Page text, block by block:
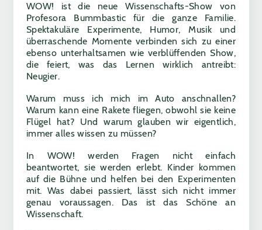
WOW! ist die neue Wissenschafts-Show von
Profesora Bummbastic für die ganze Familie.
Spektakuläre Experimente, Humor, Musik und
überraschende Momente verbinden sich zu einer
ebenso unterhaltsamen wie verblüffenden Show,
die feiert, was das Lernen wirklich antreibt:
Neugier.
Warum muss ich mich im Auto anschnallen?
Warum kann eine Rakete fliegen, obwohl sie keine
Flügel hat? Und warum glauben wir eigentlich,
immer alles wissen zu müssen?
In WOW! werden Fragen nicht einfach
beantwortet, sie werden erlebt. Kinder kommen
auf die Bühne und helfen bei den Experimenten
mit. Was dabei passiert, lässt sich nicht immer
genau voraussagen. Das ist das Schöne an
Wissenschaft.